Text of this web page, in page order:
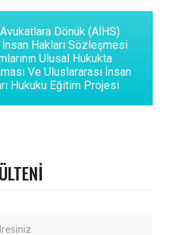
Dönük (AİHS)
Hakları Sözleşmesi
Ulusal Hukukta
Ve Uluslararası İnsan
Hukuku Eğitim Projesi